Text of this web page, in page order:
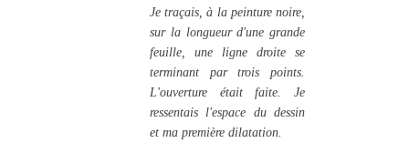
Je traçais, à la peinture noire,
sur la longueur d'une grande
feuille, une ligne droite se
terminant par trois points.
L'ouverture était faite. Je
ressentais l'espace du dessin
et ma première dilatation.